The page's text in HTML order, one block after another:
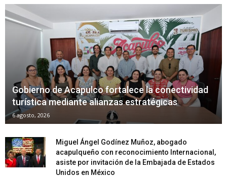
Gobierno de Acapulco fortalece la conectividad
turística mediante alianzas estratégicas
6 agosto, 2026
Miguel Ángel Godínez Muñoz, abogado
acapulqueño con reconocimiento Internacional,
asiste por invitación de la Embajada de Estados
Unidos en México